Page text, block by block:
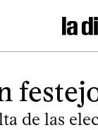
de las